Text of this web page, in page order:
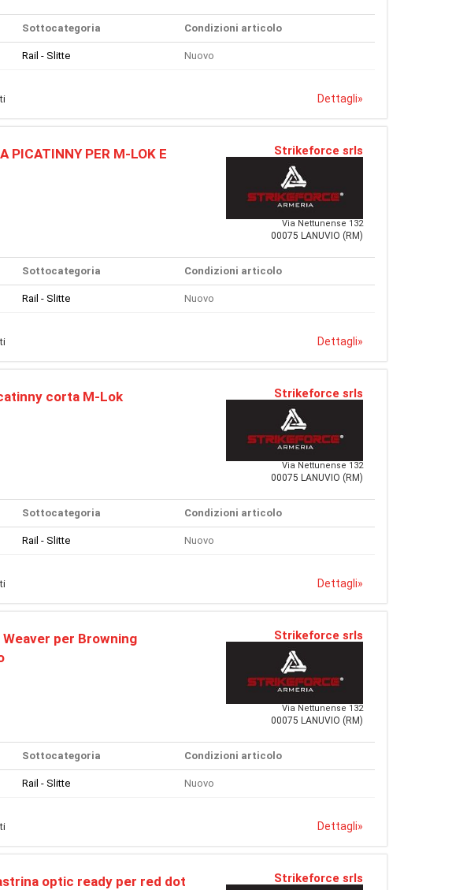
Sottocategoria Condizioni articolo
Rail - Slitte Nuovo
Dettagli»
PICATINNY PER M-LOK E
Strikeforce srls
Via Nettunense 132
00075 LANUVIO (RM)
Sottocategoria Condizioni articolo
Rail - Slitte Nuovo
Dettagli»
corta M-Lok Strikeforce srls
Via Nettunense 132
00075 LANUVIO (RM)
Sottocategoria Condizioni articolo
Rail - Slitte Nuovo
Dettagli»
per Browning
Strikeforce srls
Via Nettunense 132
00075 LANUVIO (RM)
Sottocategoria Condizioni articolo
Rail - Slitte Nuovo
Dettagli»
optic ready per red dot
Strikeforce srls